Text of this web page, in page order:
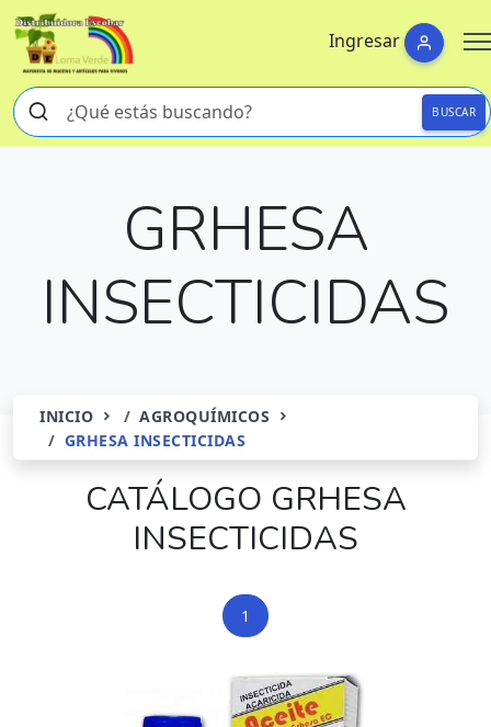
Ingresar
BUSCAR
GRHESA
INSECTICIDAS
INICIO
AGROQUÍMICOS
GRHESA INSECTICIDAS
CATÁLOGO GRHESA
INSECTICIDAS
1